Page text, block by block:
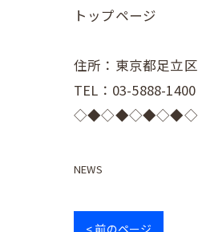
トップページ
住所：東京都足立
TEL：03-5888-1400
NEWS
< 前のページ